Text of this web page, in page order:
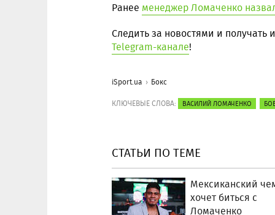
Ранее менеджер Ломаченко
Следить за новостями и
Telegram-канале!
iSport.ua Бокс
КЛЮЧЕВЫЕ СЛОВА: ВАСИЛИЙ ЛОМАЧЕНКО
СТАТЬИ ПО ТЕМЕ
Мексиканский
хочет биться с
Ломаченко